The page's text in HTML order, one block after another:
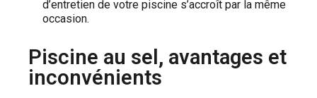
d’entretien de votre piscine s’accroît par la même
occasion.
Piscine au sel, avantages et
inconvénients